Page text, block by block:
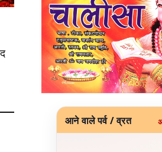
आने वाले पर्व / व्रत